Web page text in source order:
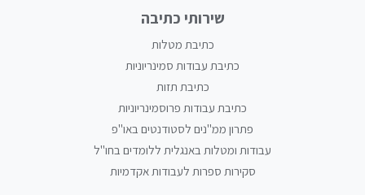
שירותי כתיבה
כתיבת מטלות
כתיבת עבודות סמינריוניות
כתיבת תזות
כתיבת עבודות פרוסמינריוניות
פתרון ממ"נים לסטודנטים באו"פ
עבודות ומטלות באנגלית ללומדים בחו"ל
סקירות ספרות לעבודות אקדמיות